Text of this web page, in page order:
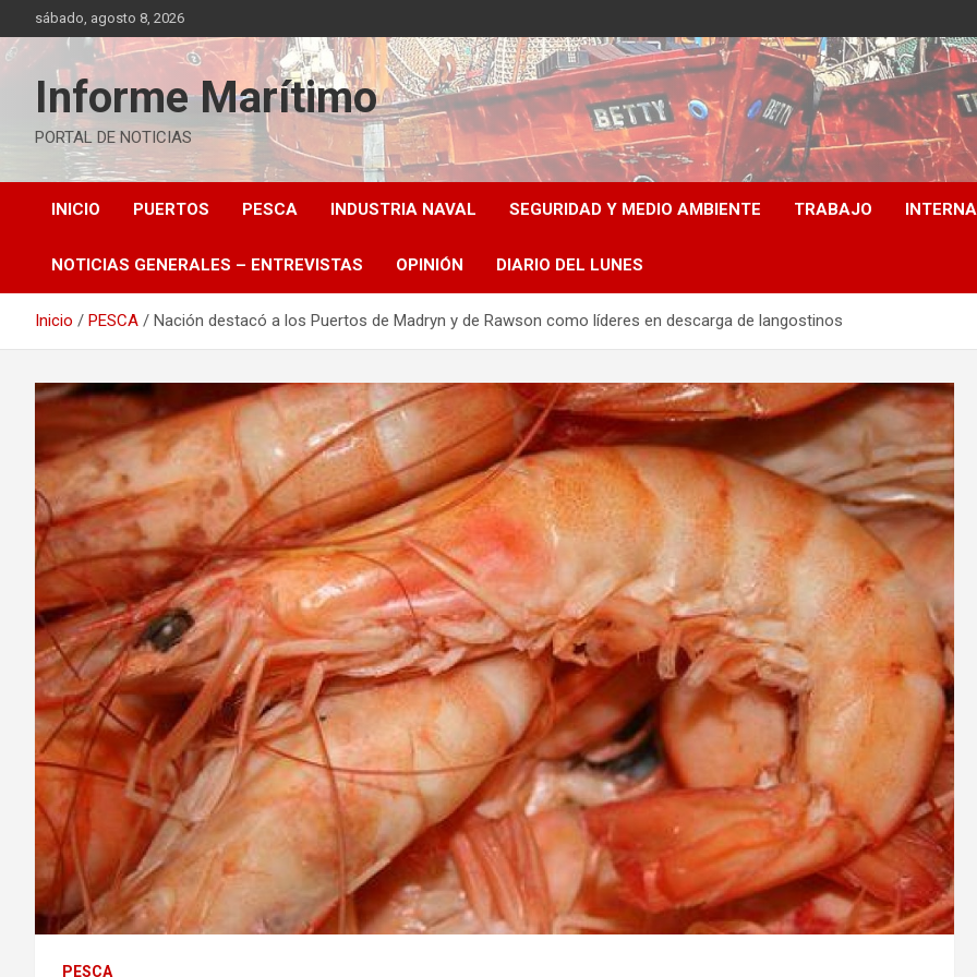
al
contenido
sábado, agosto 8, 2026
Informe Marítimo
PORTAL DE NOTICIAS
INICIO PUERTOS PESCA INDUSTRIA NAVAL SEGURIDAD Y MEDIO AMBIENTE TRABAJO
NOTICIAS GENERALES – ENTREVISTAS OPINIÓN DIARIO DEL LUNES
Inicio PESCA Nación destacó a los Puertos de Madryn y de Rawson como líderes en descarga de langostinos
PESCA